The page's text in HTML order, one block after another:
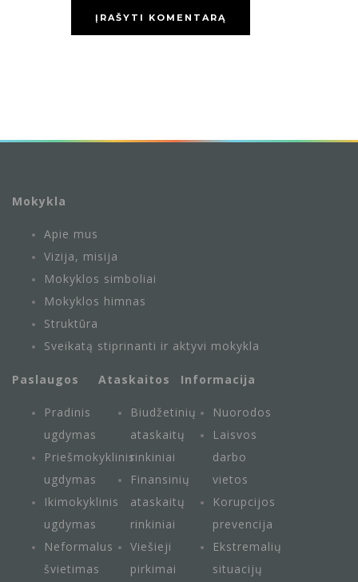
Mokykla
Apie mus
Vizija, misija
Mokyklos simboliai
Mokyklos himnas
Struktūra
Sveikatą stiprinanti ir aktyvi mokykla
Paslaugos
Pradinis
ugdymas
Priešmokyklinis
ugdymas
Ikimokyklinis
ugdymas
Neformalus
švietimas
Ataskaitos
Biudžetinių
ataskaitų
rinkiniai
Finansinių
ataskaitų
rinkiniai
Viešieji
pirkimai
Informacija
Nuorodos
Laisvos
darbo
vietos
Korupcijos
prevencija
Ekstremalių
situacijų